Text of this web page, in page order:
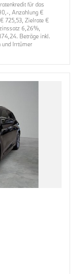
für das
, Anzahlung €
725,53, Zielrate €
6,26%,
Beträge inkl.
und Irrtümer